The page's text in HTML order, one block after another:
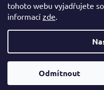
tohoto webu vyjadřujete
informací zde.
Odmítnout
SKLADEM stovky zařízení na
není v našich silách držet 100%
kontaktujte nás napřímo pro
Vytvořil Shoptet&